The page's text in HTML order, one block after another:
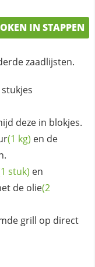
IN STAPPEN
zaadlijsten.
deze in blokjes.
(1 kg) en de
stuk) en
de olie(2
grill op direct